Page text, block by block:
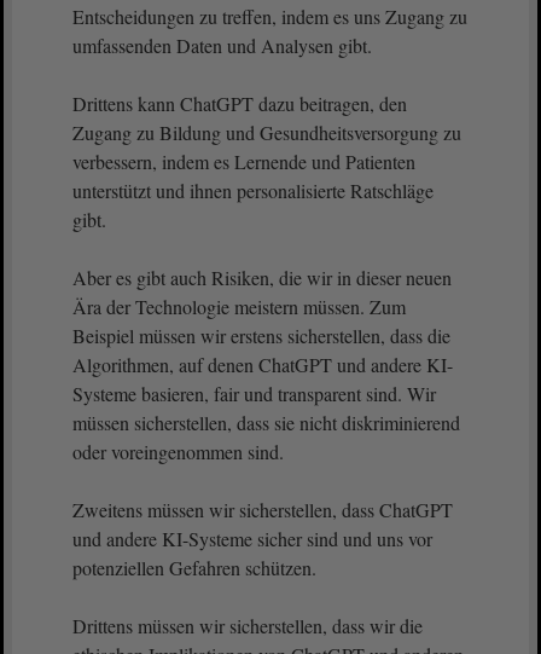
Entscheidungen zu treffen, indem es uns Zugang zu
umfassenden Daten und Analysen gibt.
Drittens kann ChatGPT dazu beitragen, den
Zugang zu Bildung und Gesundheitsversorgung zu
verbessern, indem es Lernende und Patienten
unterstützt und ihnen personalisierte Ratschläge
gibt.
Aber es gibt auch Risiken, die wir in dieser neuen
Ära der Technologie meistern müssen. Zum
Beispiel müssen wir erstens sicherstellen, dass die
Algorithmen, auf denen ChatGPT und andere KI-
Systeme basieren, fair und transparent sind. Wir
müssen sicherstellen, dass sie nicht diskriminierend
oder voreingenommen sind.
Zweitens müssen wir sicherstellen, dass ChatGPT
und andere KI-Systeme sicher sind und uns vor
potenziellen Gefahren schützen.
Drittens müssen wir sicherstellen, dass wir die